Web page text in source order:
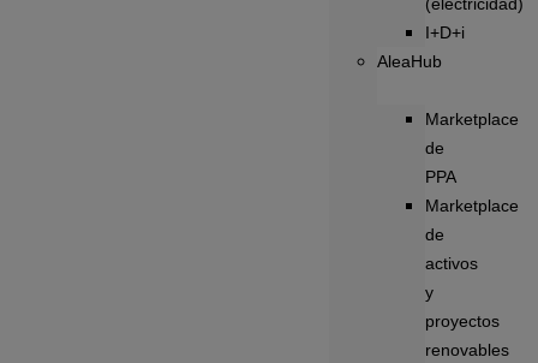
I+D+i
AleaHub
Marketplace
de
PPA
Marketplace
de
activos
y
proyectos
renovables